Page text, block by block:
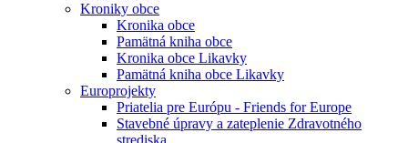
Kroniky obce
Kronika obce
Pamätná kniha obce
Kronika obce Likavky
Pamätná kniha obce Likavky
Europrojekty
Priatelia pre Európu - Friends for Europe
Stavebné úpravy a zateplenie Zdravotného
strediska